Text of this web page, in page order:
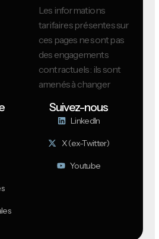
Les informations
tarifaires présentes sur
ces pages ne sont pas
des engagements
contractuels : ils sont
amenés à changer
Suivez-nous
LinkedIn
X (ex-Twitter)
Youtube